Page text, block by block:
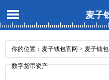
麦子
你的位置： 麦子钱包官网 > 麦子钱
数字货币资产